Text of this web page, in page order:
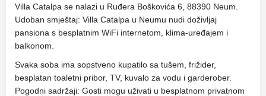
Villa Catalpa se nalazi u Ruđera Boškovića 6, 88390 Neum.
Udoban smještaj: Villa Catalpa u Neumu nudi doživljaj
pansiona s besplatnim WiFi internetom, klima-uređajem i
balkonom.
Svaka soba ima sopstveno kupatilo sa tušem, frižider,
besplatan toaletni pribor, TV, kuvalo za vodu i garderober.
Pogodni sadržaji: Gosti mogu uživati ​​u besplatnom privatnom